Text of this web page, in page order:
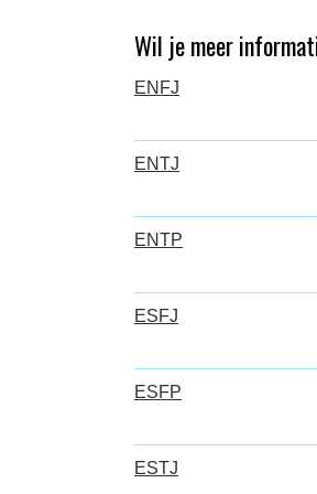
Wil je meer
ENFJ
ENTJ
ENTP
ESFJ
ESFP
ESTJ